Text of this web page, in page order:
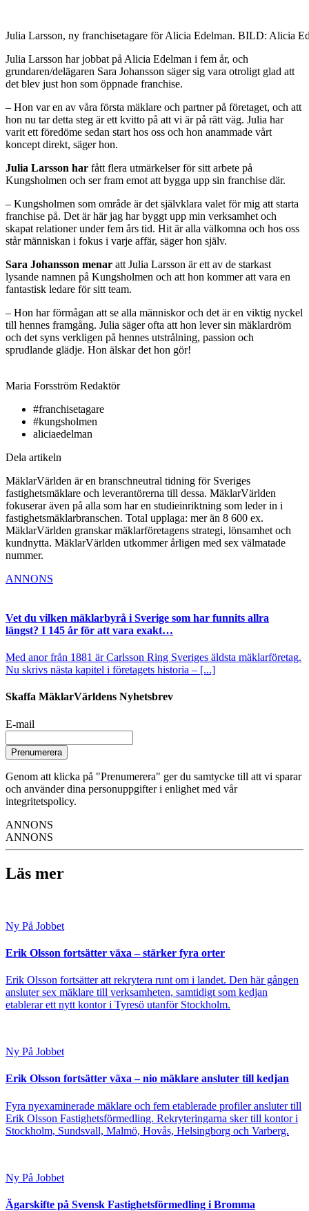
Julia Larsson, ny franchisetagare för Alicia Edelman. BILD: Alicia
Julia Larsson har jobbat på Alicia Edelman i fem år, och
grundaren/delägaren Sara Johansson säger sig vara otroligt glad att
det blev just hon som öppnade franchise.
– Hon var en av våra första mäklare och partner på företaget, och att
hon nu tar detta steg är ett kvitto på att vi är på rätt väg. Julia har
varit ett föredöme sedan start hos oss och hon anammade vårt
koncept direkt, säger hon.
Julia Larsson har fått flera utmärkelser för sitt arbete på
Kungsholmen och ser fram emot att bygga upp sin franchise där.
– Kungsholmen som område är det självklara valet för mig att starta
franchise på. Det är här jag har byggt upp min verksamhet och
skapat relationer under fem års tid. Hit är alla välkomna och hos oss
står människan i fokus i varje affär, säger hon själv.
Sara Johansson menar att Julia Larsson är ett av de starkast
lysande namnen på Kungsholmen och att hon kommer att vara en
fantastisk ledare för sitt team.
– Hon har förmågan att se alla människor och det är en viktig nyckel
till hennes framgång. Julia säger ofta att hon lever sin mäklardröm
och det syns verkligen på hennes utstrålning, passion och
sprudlande glädje. Hon älskar det hon gör!
Maria Forsström Redaktör
#franchisetagare
#kungsholmen
aliciaedelman
Dela artikeln
MäklarVärlden är en branschneutral tidning för Sveriges
fastighetsmäklare och leverantörerna till dessa. MäklarVärlden
fokuserar även på alla som har en studieinriktning som leder in i
fastighetsmäklarbranschen. Total upplaga: mer än 8 600 ex.
MäklarVärlden granskar mäklarföretagens strategi, lönsamhet och
kundnytta. MäklarVärlden utkommer årligen med sex välmatade
nummer.
ANNONS
Vet du vilken mäklarbyrå i Sverige som har funnits allra
längst? I 145 år för att vara exakt…
Med anor från 1881 är Carlsson Ring Sveriges äldsta mäklarföretag.
Nu skrivs nästa kapitel i företagets historia – [...]
Skaffa MäklarVärldens Nyhetsbrev
E-mail
Prenumerera
Genom att klicka på "Prenumerera" ger du samtycke till att vi sparar
och använder dina personuppgifter i enlighet med vår
integritetspolicy.
ANNONS
ANNONS
Läs mer
Ny På Jobbet
Erik Olsson fortsätter växa – stärker fyra orter
Erik Olsson fortsätter att rekrytera runt om i landet. Den här gången
ansluter sex mäklare till verksamheten, samtidigt som kedjan
etablerar ett nytt kontor i Tyresö utanför Stockholm.
Ny På Jobbet
Erik Olsson fortsätter växa – nio mäklare ansluter till kedjan
Fyra nyexaminerade mäklare och fem etablerade profiler ansluter till
Erik Olsson Fastighetsförmedling. Rekryteringarna sker till kontor i
Stockholm, Sundsvall, Malmö, Hovås, Helsingborg och Varberg.
Ny På Jobbet
Ägarskifte på Svensk Fastighetsförmedling i Bromma